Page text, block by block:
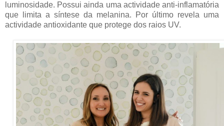
luminosidade. Possui ainda uma actividade anti-inflamatória
que limita a síntese da melanina. Por último revela uma
actividade antioxidante que protege dos raios UV.